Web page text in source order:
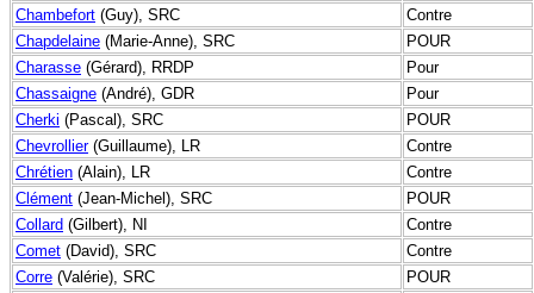
Chambefort (Guy), SRC
Contre
Chapdelaine (Marie-Anne), SRC
POUR
Charasse (Gérard), RRDP
Pour
Chassaigne (André), GDR
Pour
Cherki (Pascal), SRC
POUR
Chevrollier(Guillaume), LR
Contre
Chrétien (Alain), LR
Contre
Clément (Jean-Michel), SRC
POUR
Collard (Gilbert), NI
Contre
Comet (David), SRC
Contre
Corre (Valérie), SRC
POUR